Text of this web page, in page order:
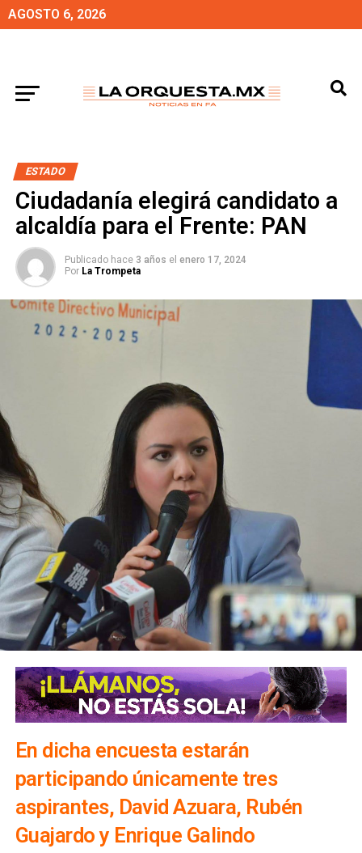
AGOSTO 6, 2026
ESTADO
Ciudadanía elegirá candidato a
alcaldía para el Frente: PAN
Publicado hace 3 años el enero 17, 2024
Por La Trompeta
En dicha encuesta estarán
participando únicamente tres
aspirantes, David Azuara, Rubén
Guajardo y Enrique Galindo